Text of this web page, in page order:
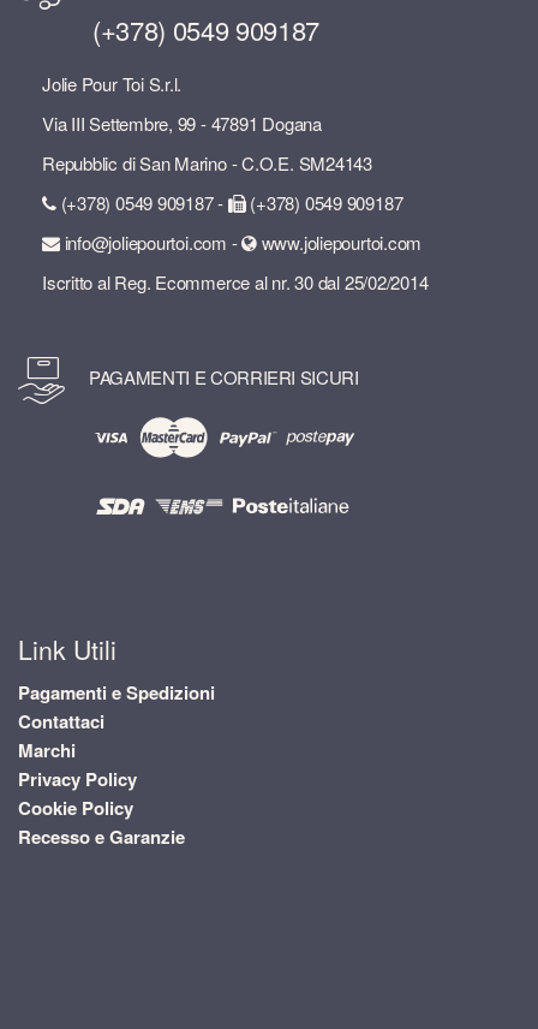
(+378) 0549 909187
Jolie Pour Toi S.r.l.
Via III Settembre, 99 - 47891 Dogana
Repubblic di San Marino - C.O.E. SM24143
(+378) 0549 909187 -
(+378) 0549 909187
info@joliepourtoi.com -
www.joliepourtoi.com
Iscritto al Reg. Ecommerce al nr. 30 dal 25/02/2014
PAGAMENTI E CORRIERI SICURI
Link Utili
Pagamenti e Spedizioni
Contattaci
Marchi
Privacy Policy
Cookie Policy
Recesso e Garanzie